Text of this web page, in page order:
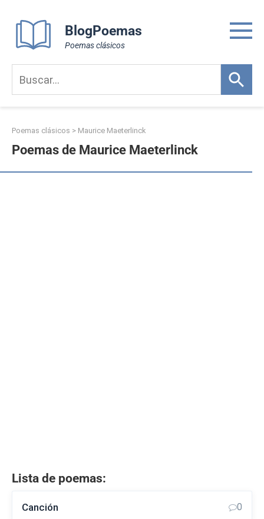
content
BlogPoemas
Poemas clásicos
Poemas clásicos > Maurice Maeterlinck
Poemas de Maurice Maeterlinck
Lista de poemas:
Canción 0